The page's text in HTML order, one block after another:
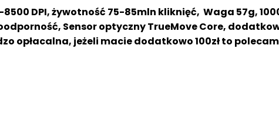
DPI, żywotność 75-85mln kliknięć, Waga 57g,
Sensor optyczny TrueMove Core,
opłacalna, jeżeli macie dodatkowo 100zł to